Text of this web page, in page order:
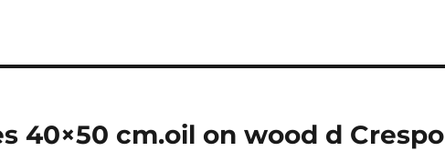
40×50 cm.oil on wood d Crespo